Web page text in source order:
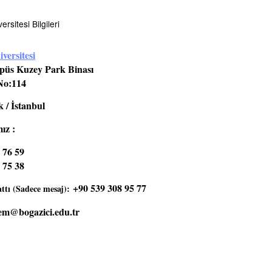
Bilgileri
Kuzey Park Binası
/ İstanbul
:
59
38
(Sadece mesaj): +90 539 308 95 77